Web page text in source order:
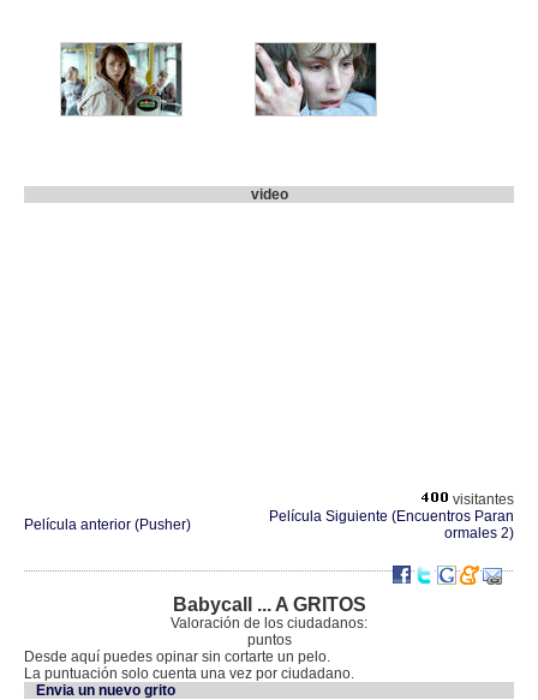
video
visitantes
Película anterior (Pusher)
Película Siguiente (Encuentros Paran
ormales 2)
Babycall ... A GRITOS
Valoración de los ciudadanos:
puntos
Desde aquí puedes opinar sin cortarte un pelo.
La puntuación solo cuenta una vez por ciudadano.
Envia un nuevo grito